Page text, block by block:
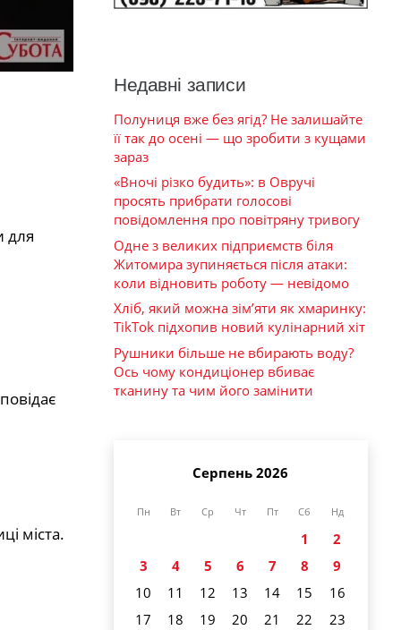
для
міста.
Недавні записи
Полуниця вже без ягід? Не залишайте
її так до осені — що зробити з кущами
зараз
«Вночі різко будить»: в Овручі
просять прибрати голосові
повідомлення про повітряну тривогу
Одне з великих підприємств біля
Житомира зупиняється після атаки:
коли відновить роботу — невідомо
Хліб, який можна зім’яти як хмаринку:
TikTok підхопив новий кулінарний хіт
Рушники більше не вбирають воду?
Ось чому кондиціонер вбиває
тканину та чим його замінити
Серпень 2026
Пн Вт Ср Чт Пт Сб Нд
1
2
3
4 5 6 7 8
9
10
11 12 13 14 15
16
17
18 19 20 21 22
23